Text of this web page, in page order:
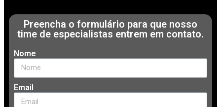
Preencha o formulário para que nosso
time de especialistas entrem em contato.
Nome
Email